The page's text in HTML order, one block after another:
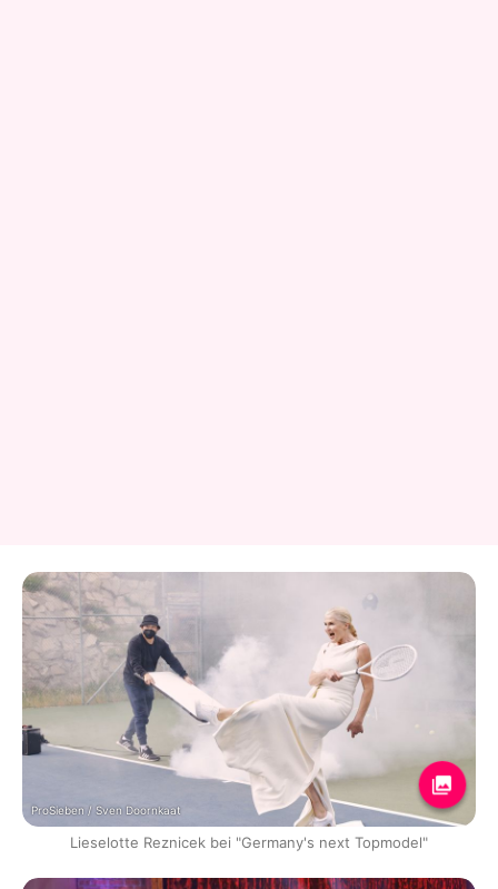
ProSieben / Sven Doornkaat
Lieselotte Reznicek bei "Germany's next Topmodel"